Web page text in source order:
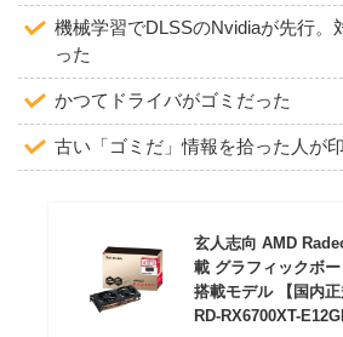
機械学習でDLSSのNvidiaが先行。
った
かつてドライバがゴミだった
古い「ゴミだ」情報を拾った人が
玄人志向 AMD
載 グラフィックボ
搭載モデル 【国内正
RD-RX6700XT-